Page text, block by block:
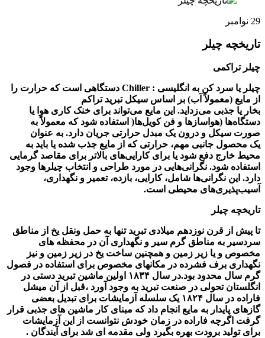
29 نوامبر
تاریخچه چیلر
چیلر تراکمی
چیلر یا سرد کن به انگلیسی :
Chiller دستگاهی است که حرارت را
از مایع (معمولاً آب) بر اساس سیکل تبرید تراکم
بخار یا جذبی می‌زداید. این مایع می‌تواند برای خنک کاری هوا یا
دستگاه‌ها (هواسازها و فن کویل‌ها( استفاده شود که معمولاً به
صورت سیکل و درون یک مبدل حرارتی جریان دارد. به عنوان
یک محصول جانبی مهم، حرارتی که از مایع جذب شده یا باید به
محیط خارج دفع شود یا برای کارایی‌های بالاتر برای مقاصد گرمایی
استفاده شود. نگرانی‌هایی در مورد طراحی و انتخاب چیلرها وجود
دارد. این نگرانی‌ها شامل، کارایی، بازده، تعمیر و نگهداری،
آسیب‌پذیری‌های محیطی است.
تاریخچه چیلر
تا پیش از قرن نوزدهم میلادی تبرید تنها به حمل ونقل یخ از مناطق
سردسیر به مناطق گرم سیر و نگهداری آن در محفظه های
مخصوص و یا زیر زمین و همچنین ساخت یخ در زیر زمین و نیز
نگهداری برف فشرده در مکانهای مخصوص برای استفاده در فصول
گرم سال محدود بود.در سال ۱۸۳۴ اولین ماشین تبرید دستی در
انگلستان تحولی در صنعت تبرید به وجود آورد ،قبل از آن میشل
فاراده در سال ۱۸۲۴ یک سلسله آزمایشات برای تبدیل بعضی
گازهای پایدار به مایع انجام داد که مبنای کار ماشین های جذبی قرار
گرفت اگرچه فاراده در زمان خودش نتوانست از این آزمایشات
برای تولید برودت بهره بگیرد ولی مقدمه ای شد برای آیندگان .